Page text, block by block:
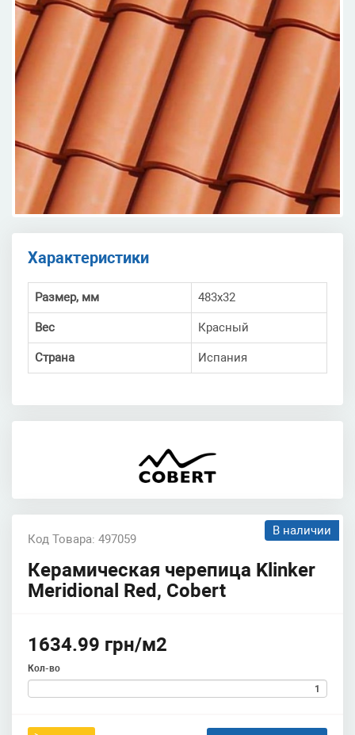
Характеристики
Размер, мм 483х32
Вес Красный
Страна Испания
Код Товара: 497059
В наличии
Керамическая черепица Klinker
Meridional Red, Cobert
1634.99 грн/м2
Кол-во